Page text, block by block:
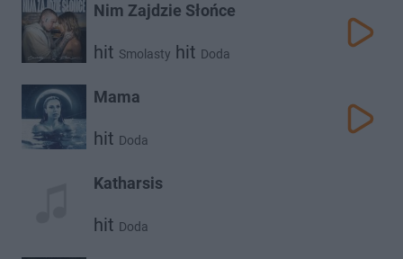
Nim Zajdzie Słońce
hit Smolasty hit Doda
Mama
hit Doda
Katharsis
hit Doda